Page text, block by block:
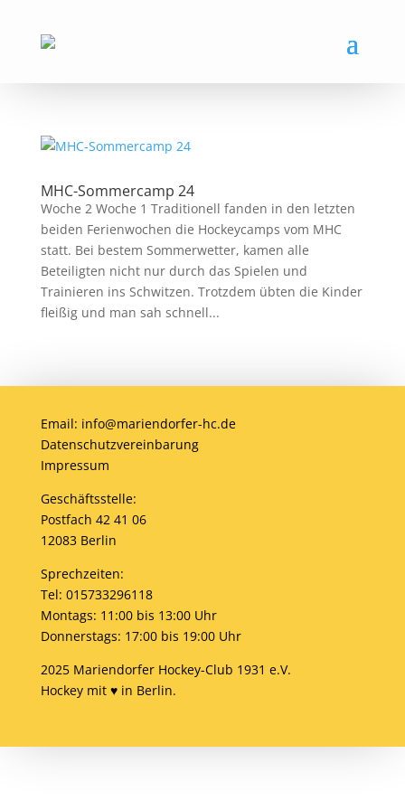
MHC-Sommercamp 24
Woche 2 Woche 1 Traditionell fanden in den letzten
beiden Ferienwochen die Hockeycamps vom MHC
statt. Bei bestem Sommerwetter, kamen alle
Beteiligten nicht nur durch das Spielen und
Trainieren ins Schwitzen. Trotzdem übten die Kinder
fleißig und man sah schnell...
Email: info@mariendorfer-hc.de
Datenschutzvereinbarung
Impressum
Geschäftsstelle:
Postfach 42 41 06
12083 Berlin
Sprechzeiten:
Tel: 015733296118
Montags: 11:00 bis 13:00 Uhr
Donnerstags: 17:00 bis 19:00 Uhr
2025 Mariendorfer Hockey-Club 1931 e.V.
Hockey mit ♥ in Berlin.